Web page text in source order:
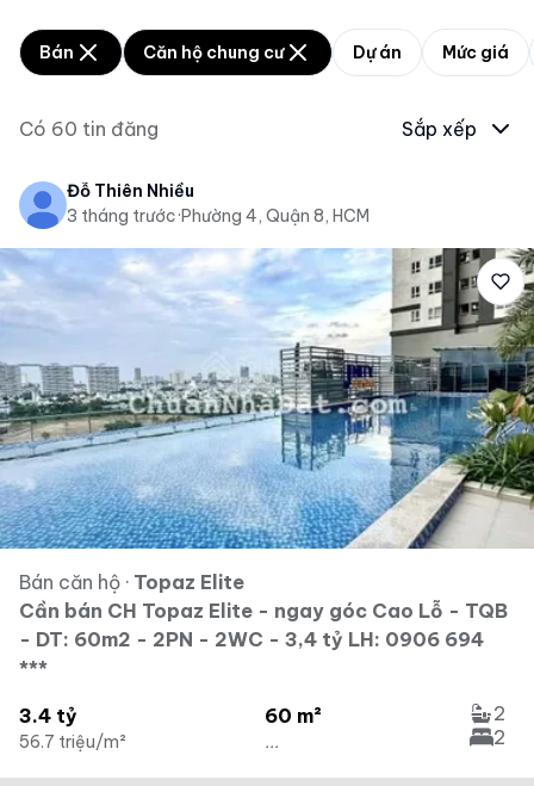
Bán Căn hộ chung cư Dự án Mức giá
Có 60 tin đăng Sắp xếp
Đỗ Thiên Nhiều
3 tháng trước·Phường 4, Quận 8, HCM
Bán căn hộ · Topaz Elite
Cần bán CH Topaz Elite - ngay góc Cao Lỗ - TQB
- DT: 60m2 - 2PN - 2WC - 3,4 tỷ LH: 0906 694
***
3.4 tỷ
56.7 triệu/m²
60 m²
...
2
2